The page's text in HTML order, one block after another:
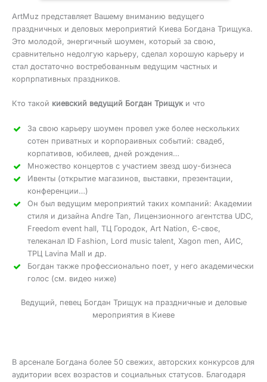
ArtMuz представляет Вашему вниманию ведущего
праздничных и деловых мероприятий Киева Богдана Трищука.
Это молодой, энергичный шоумен, который за свою,
сравнительно недолгую карьеру, сделал хорошую карьеру и
стал достаточно востребованным ведущим частных и
корпрпативных праздников.
Кто такой киевский ведущий Богдан Трищуки что
За свою карьеру шоумен провел уже более нескольких
сотен приватных и корпораивных событий: свадеб,
корпативов, юбилеев, дней рождения…
Множество концертов с участием звезд шоу-бизнеса
Ивенты (открытие магазинов, выставки, презентации,
конференции…)
Он был ведущим мероприятий таких компаний: Академии
стиля и дизайна Andre Tan, Лицензионного агентства UDC,
Freedom event hall, ТЦ Городок, Art Nation, Є-своє,
телеканал ID Fashion, Lord music talent, Xagon men, АИС,
ТРЦ Lavina Mall и др.
Богдан также профессионально поет, у него академически
голос (см. видео ниже)
Ведущий, певец Богдан Трищук на праздничные и деловые
мероприятия в Киеве
В арсенале Богдана более 50 свежих, авторских конкурсов для
аудитории всех возрастов и социальных статусов. Благодаря